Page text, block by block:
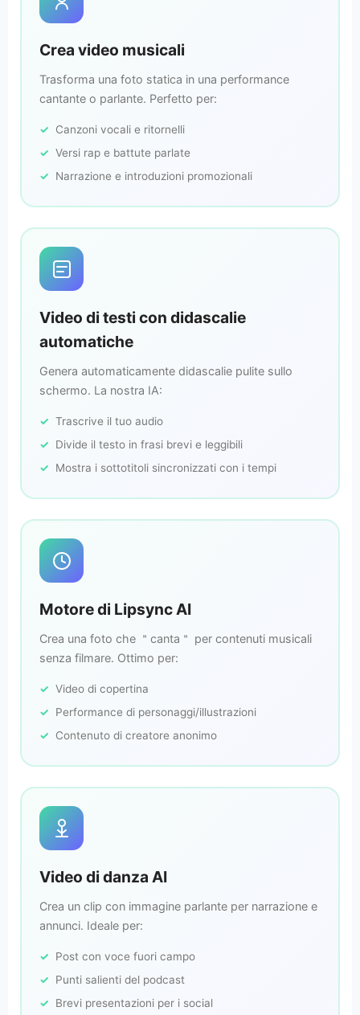
Crea video musicali
Trasforma una foto statica in una performance
cantante o parlante. Perfetto per:
Canzoni vocali e ritornelli
Versi rap e battute parlate
Narrazione e introduzioni promozionali
Video di testi con didascalie
automatiche
Genera automaticamente didascalie pulite sullo
schermo. La nostra IA:
Trascrive il tuo audio
Divide il testo in frasi brevi e leggibili
Mostra i sottotitoli sincronizzati con i tempi
Motore di Lipsync AI
Crea una foto che ＂canta＂ per contenuti musicali
senza filmare. Ottimo per:
Video di copertina
Performance di personaggi/illustrazioni
Contenuto di creatore anonimo
Video di danza AI
Crea un clip con immagine parlante per narrazione e
annunci. Ideale per:
Post con voce fuori campo
Punti salienti del podcast
Brevi presentazioni per i social